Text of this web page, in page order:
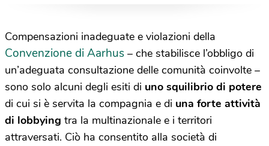
Compensazioni inadeguate e violazioni della
Convenzione di Aarhus – che stabilisce l’obbligo di
un’adeguata consultazione delle comunità coinvolte –
sono solo alcuni degli esiti di uno squilibrio di potere
di cui si è servita la compagnia e di una forte attività
di lobbying tra la multinazionale e i territori
attraversati. Ciò ha consentito alla società di